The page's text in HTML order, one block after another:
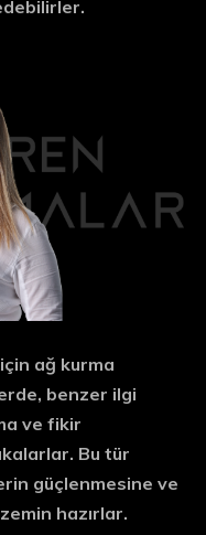
ağ kurma
benzer ilgi
ve fikir
Bu tür
güçlenmesine ve
hazırlar.